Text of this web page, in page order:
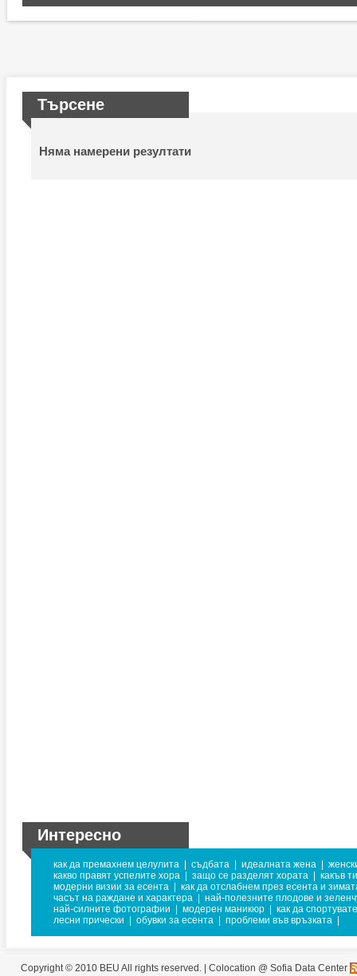
Търсене
Няма намерени резултати
Интересно
как да премахнем целулита съдбата идеалната жена
какво правят успелите хора
защо се разделят хората
какъв
модерни визии за есента
как да отслабнем през есента и
часът на раждане и характера
най-полезните плодове и
най-силните фотографии
модерен маникюр
как да
лесни прически
обувки за есента проблеми във връзката
Copyright © 2010 BEU All rights reserved. | Colocation @ Sofia Data Center